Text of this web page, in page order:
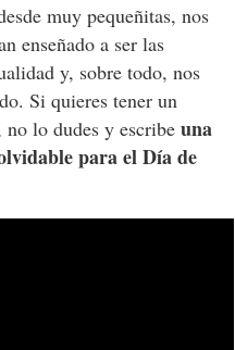
muy pequeñitas, nos
enseñado a ser las
y, sobre todo, nos
Si quieres tener un
lo dudes y escribe una
para el Día de